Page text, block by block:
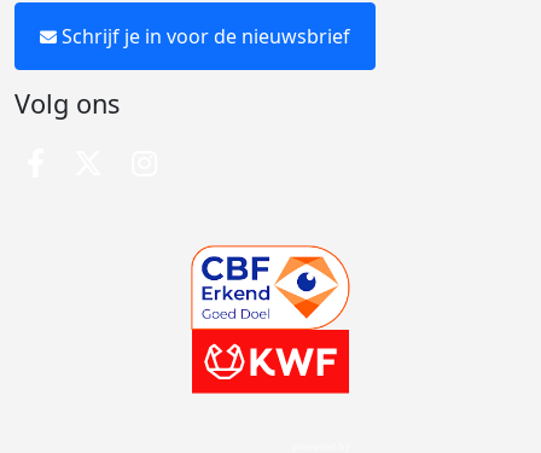
Schrijf je in voor de nieuwsbrief
Volg ons